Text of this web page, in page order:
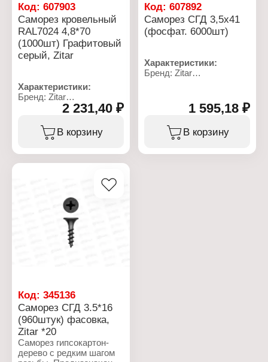
Код: 607903
Саморез кровельный
RAL7024 4,8*70
(1000шт) Графитовый
серый, Zitar
Характеристики:
Бренд: Zitar
Тип товара: Саморез
Цветовая палитра:
RAL7024
Назначение: кровельный
Цвет: графитовый серый
2 231,40 ₽
В корзину
Код:607892
Саморез СГД 3,5x41
(фосфат. 6000шт)
Характеристики:
Бренд: Zitar
Назначение:
гипсокартон-дерево
Вариация: СГД
Фасовка: 6000 шт
Длина, мм: 41
1 595,18 ₽
В корзину
Код: 345136
Саморез СГД 3.5*16
(960штук) фасовка,
Zitar *20
Саморез гипсокартон-
дерево с редким шагом